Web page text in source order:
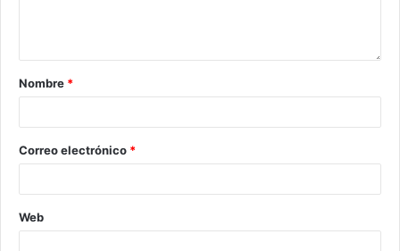
Nombre *
Correo electrónico *
Web